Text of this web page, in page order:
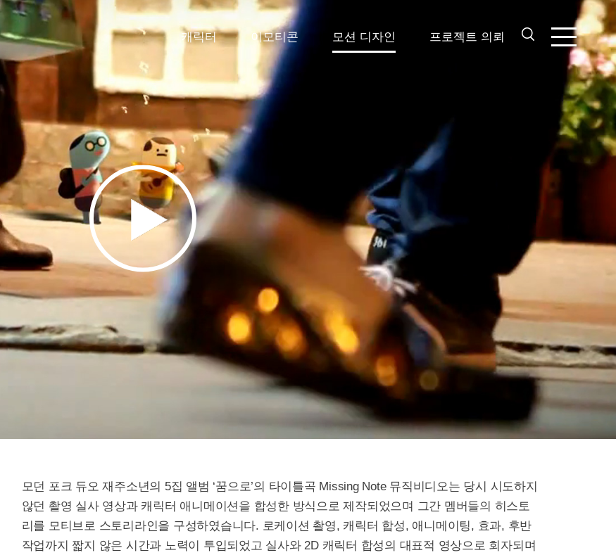
캐릭터 이모티콘 모션 디자인 프로젝트 의뢰
모던 포크 듀오 재주소년의 5집 앨범 ‘꿈으로’의 타이틀곡 Missing Note 뮤직비디오는 당시 시도하지
않던 촬영 실사 영상과 캐릭터 애니메이션을 합성한 방식으로 제작되었으며 그간 멤버들의 히스토
리를 모티브로 스토리라인을 구성하였습니다. 로케이션 촬영, 캐릭터 합성, 애니메이팅, 효과, 후반
작업까지 짧지 않은 시간과 노력이 투입되었고 실사와 2D 캐릭터 합성의 대표적 영상으로 회자되며